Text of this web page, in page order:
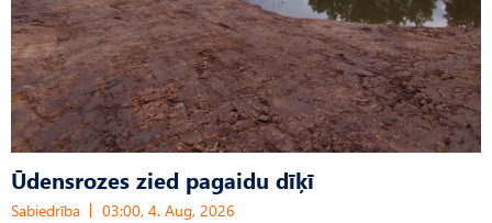
Ūdensrozes zied pagaidu dīķī
Sabiedrība 03:00, 4. Aug, 2026